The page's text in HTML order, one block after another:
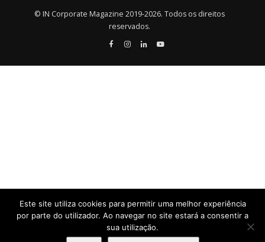
© IN Corporate Magazine 2019-2026. Todos os direitos
reservados.
Este site utiliza cookies para permitir uma melhor experiência
por parte do utilizador. Ao navegar no site estará a consentir a
sua utilização.